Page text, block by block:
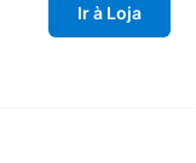
Ir à Loja